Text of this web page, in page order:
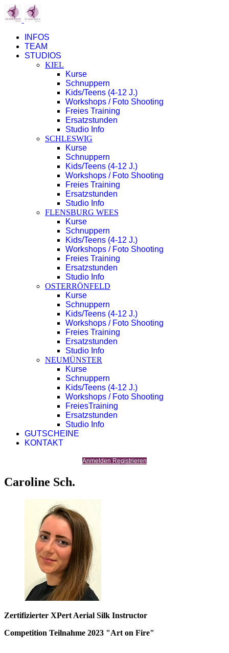
INFOS
TEAM
STUDIOS
KIEL
Kurse
Schnuppern
Kids/Teens (4-12 J.)
Workshops / Foto Shooting
Freies Training
Ersatzstunden
Studio Info
SCHLESWIG
Kurse
Schnuppern
Kids/Teens (4-12 J.)
Workshops / Foto Shooting
Freies Training
Ersatzstunden
Studio Info
FLENSBURG WEES
Kurse
Schnuppern
Kids/Teens (4-12 J.)
Workshops / Foto Shooting
Freies Training
Ersatzstunden
Studio Info
OSTERRÖNFELD
Kurse
Schnuppern
Kids/Teens (4-12 J.)
Workshops / Foto Shooting
Freies Training
Ersatzstunden
Studio Info
NEUMÜNSTER
Kurse
Schnuppern
Kids/Teens (4-12 J.)
Workshops / Foto Shooting
FreiesTraining
Ersatzstunden
Studio Info
GUTSCHEINE
KONTAKT
Anmelden Registrieren
Caroline Sch.
Zertifizierter XPert Aerial Silk Instructor
Competition Teilnahme 2023 "Art on Fire"